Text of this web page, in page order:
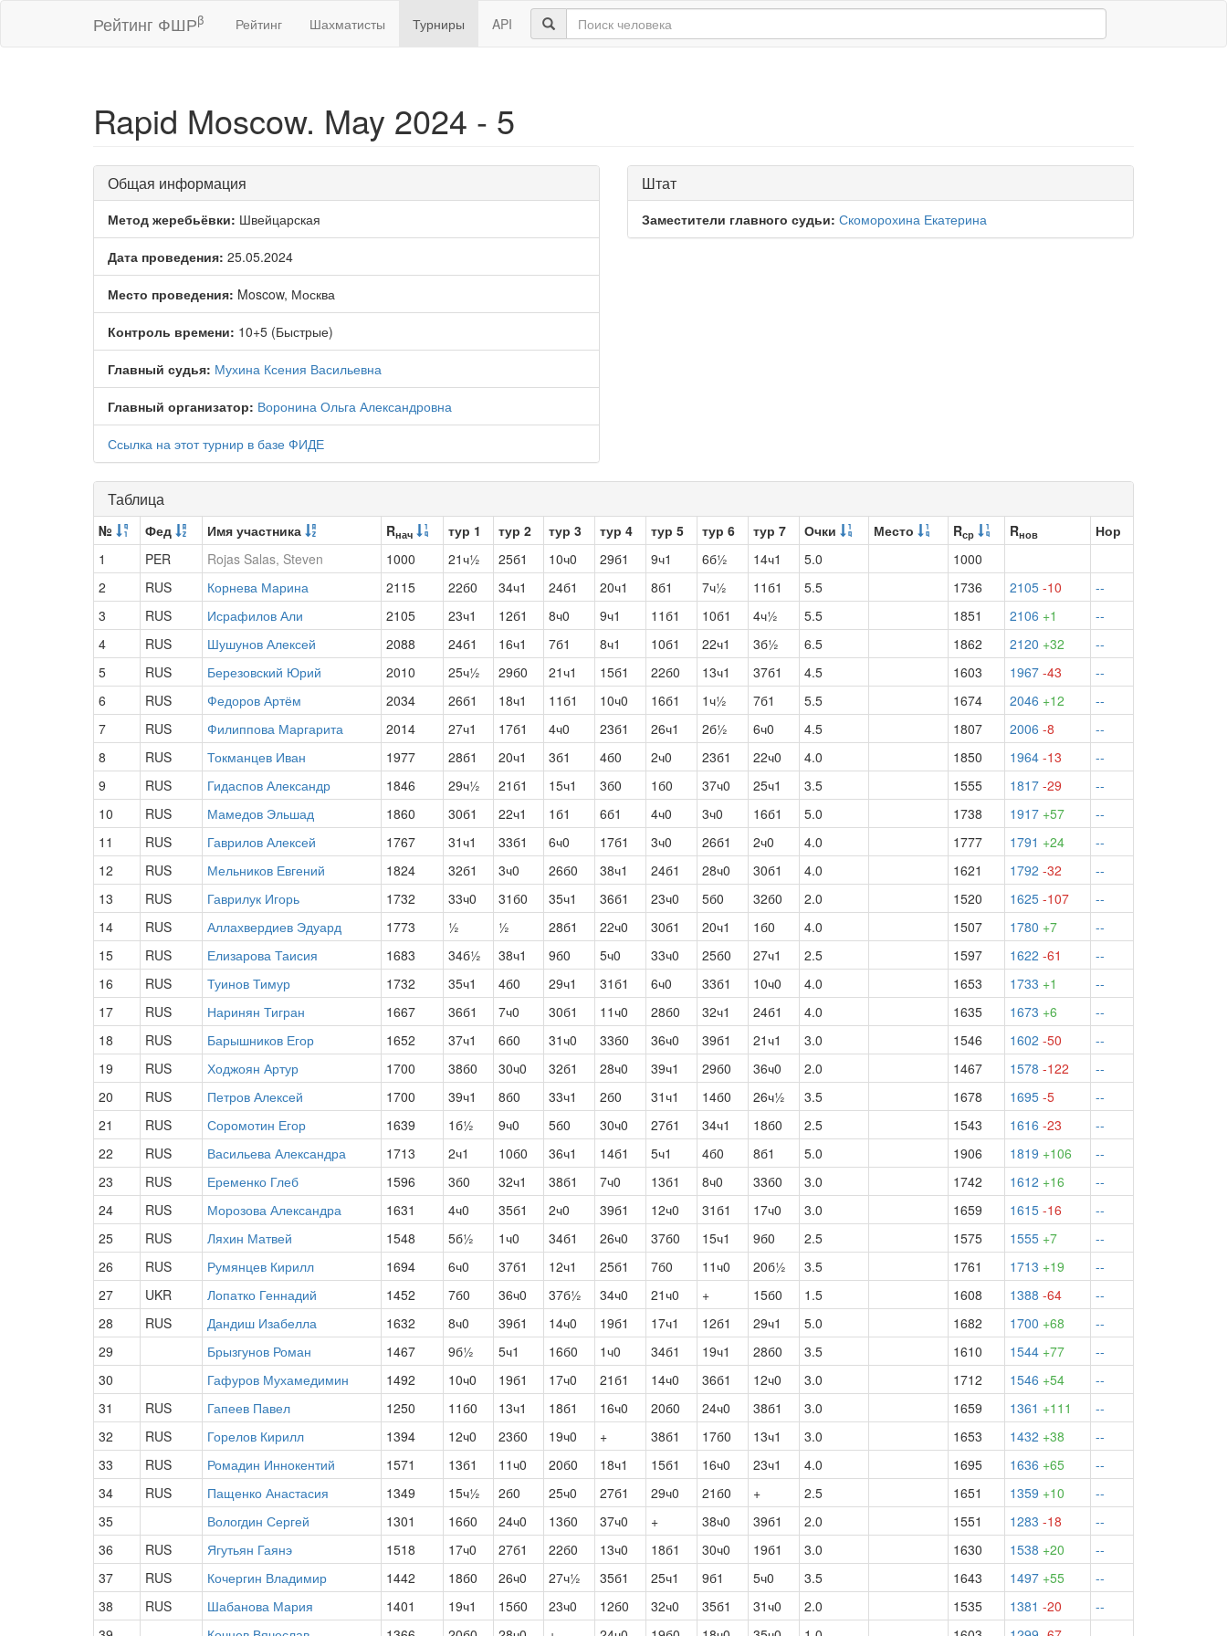
Рейтинг ФШРβ Рейтинг Шахматисты Турниры API
Rapid Moscow. May 2024 - 5
Общая информация
Метод жеребьёвки: Швейцарская
Дата проведения: 25.05.2024
Место проведения: Moscow, Москва
Контроль времени: 10+5 (Быстрые)
Главный судья: Мухина Ксения Васильевна
Главный организатор: Воронина Ольга Александровна
Ссылка на этот турнир в базе ФИДЕ
Штат
Заместители главного судьи: Скоморохина Екатерина
Таблица
№ Фед Имя участника Rнач тур 1 тур 2 тур 3 тур 4 тур 5 тур 6 тур 7 Очки Место Rср Rнов
Нор
1
PER Rojas Salas, Steven 1000 21ч½ 25б1 10ч0 29б1 9ч1 6б½ 14ч1 5.0
1000
2
RUS Корнева Марина 2115 22б0 34ч1 24б1 20ч1 8б1 7ч½ 11б1 5.5 1736 2105 -10
--
3
RUS Исрафилов Али 2105 23ч1 12б1 8ч0 9ч1 11б1 10б1 4ч½ 5.5 1851 2106 +1
--
4
RUS Шушунов Алексей 2088 24б1 16ч1 7б1 8ч1 10б1 22ч1 3б½ 6.5 1862 2120 +32
--
5
RUS Березовский Юрий 2010 25ч½ 29б0 21ч1 15б1 22б0 13ч1 37б1 4.5 1603 1967 -43
--
6
RUS Федоров Артём 2034 26б1 18ч1 11б1 10ч0 16б1 1ч½ 7б1 5.5 1674 2046 +12
--
7
RUS Филиппова Маргарита 2014 27ч1 17б1 4ч0 23б1 26ч1 2б½ 6ч0 4.5 1807 2006 -8
--
8
RUS Токманцев Иван 1977 28б1 20ч1 3б1 4б0 2ч0 23б1 22ч0 4.0 1850 1964 -13
--
9
RUS Гидаспов Александр 1846 29ч½ 21б1 15ч1 3б0 1б0 37ч0 25ч1 3.5 1555 1817 -29
--
10
RUS Мамедов Эльшад 1860 30б1 22ч1 1б1 6б1 4ч0 3ч0 16б1 5.0 1738 1917 +57
--
11
RUS Гаврилов Алексей 1767 31ч1 33б1 6ч0 17б1 3ч0 26б1 2ч0 4.0 1777 1791 +24
--
12
RUS Мельников Евгений 1824 32б1 3ч0 26б0 38ч1 24б1 28ч0 30б1 4.0 1621 1792 -32
--
13
RUS Гаврилук Игорь 1732 33ч0 31б0 35ч1 36б1 23ч0 5б0 32б0 2.0 1520 1625 -107
--
14
RUS Аллахвердиев Эдуард 1773 ½ ½ 28б1 22ч0 30б1 20ч1 1б0 4.0 1507 1780 +7
--
15
RUS Елизарова Таисия 1683 34б½ 38ч1 9б0 5ч0 33ч0 25б0 27ч1 2.5 1597 1622 -61
--
16
RUS Туинов Тимур 1732 35ч1 4б0 29ч1 31б1 6ч0 33б1 10ч0 4.0 1653 1733 +1
--
17
RUS Наринян Тигран 1667 36б1 7ч0 30б1 11ч0 28б0 32ч1 24б1 4.0 1635 1673 +6
--
18
RUS Барышников Егор 1652 37ч1 6б0 31ч0 33б0 36ч0 39б1 21ч1 3.0 1546 1602 -50
--
19
RUS Ходжоян Артур 1700 38б0 30ч0 32б1 28ч0 39ч1 29б0 36ч0 2.0 1467 1578 -122
--
20
RUS Петров Алексей 1700 39ч1 8б0 33ч1 2б0 31ч1 14б0 26ч½ 3.5 1678 1695 -5
--
21
RUS Соромотин Егор 1639 1б½ 9ч0 5б0 30ч0 27б1 34ч1 18б0 2.5 1543 1616 -23
--
22
RUS Васильева Александра 1713 2ч1 10б0 36ч1 14б1 5ч1 4б0 8б1 5.0 1906 1819 +106
--
23
RUS Еременко Глеб 1596 3б0 32ч1 38б1 7ч0 13б1 8ч0 33б0 3.0 1742 1612 +16
--
24
RUS Морозова Александра 1631 4ч0 35б1 2ч0 39б1 12ч0 31б1 17ч0 3.0 1659 1615 -16
--
25
RUS Ляхин Матвей 1548 5б½ 1ч0 34б1 26ч0 37б0 15ч1 9б0 2.5 1575 1555 +7
--
26
RUS Румянцев Кирилл 1694 6ч0 37б1 12ч1 25б1 7б0 11ч0 20б½ 3.5 1761 1713 +19
--
27
UKR Лопатко Геннадий 1452 7б0 36ч0 37б½ 34ч0 21ч0 + 15б0 1.5 1608 1388 -64
--
28
RUS Дандиш Изабелла 1632 8ч0 39б1 14ч0 19б1 17ч1 12б1 29ч1 5.0 1682 1700 +68
--
29
Брызгунов Роман 1467 9б½ 5ч1 16б0 1ч0 34б1 19ч1 28б0 3.5 1610 1544 +77
--
30
Гафуров Мухамедимин 1492 10ч0 19б1 17ч0 21б1 14ч0 36б1 12ч0 3.0 1712 1546 +54
--
31
RUS Гапеев Павел 1250 11б0 13ч1 18б1 16ч0 20б0 24ч0 38б1 3.0 1659 1361 +111
--
32
RUS Горелов Кирилл 1394 12ч0 23б0 19ч0 + 38б1 17б0 13ч1 3.0 1653 1432 +38
--
33
RUS Ромадин Иннокентий 1571 13б1 11ч0 20б0 18ч1 15б1 16ч0 23ч1 4.0 1695 1636 +65
--
34
RUS Пащенко Анастасия 1349 15ч½ 2б0 25ч0 27б1 29ч0 21б0 + 2.5 1651 1359 +10
--
35
Вологдин Сергей 1301 16б0 24ч0 13б0 37ч0 + 38ч0 39б1 2.0 1551 1283 -18
--
36
RUS Ягутьян Гаянэ 1518 17ч0 27б1 22б0 13ч0 18б1 30ч0 19б1 3.0 1630 1538 +20
--
37
RUS Кочергин Владимир 1442 18б0 26ч0 27ч½ 35б1 25ч1 9б1 5ч0 3.5 1643 1497 +55
--
38
RUS Шабанова Мария 1401 19ч1 15б0 23ч0 12б0 32ч0 35б1 31ч0 2.0 1535 1381 -20
--